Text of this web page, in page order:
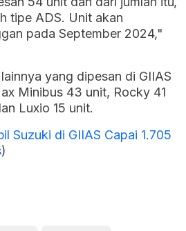
tipe ADS. Unit akan
pada September 2024,"
yang dipesan di GIIAS
Minibus 43 unit, Rocky 41
Luxio 15 unit.
Suzuki di GIIAS Capai 1.705
)